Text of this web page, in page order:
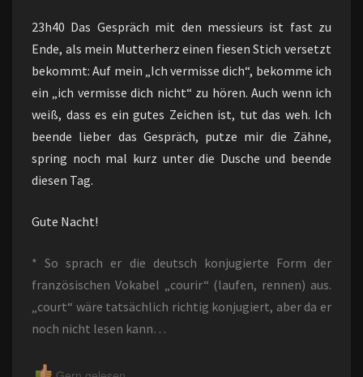
23h40 Das Gespräch mit den messieurs ist fast zu
Ende, als mein Mutterherz einen fiesen Stich versetzt
bekommt: Auf mein „Ich vermisse dich“, bekomme ich
ein „ich vermisse dich nicht“ zu hören. Auch wenn ich
weiß, dass es ein gutes Zeichen ist, tut das weh. Ich
beende lieber das Gespräch, putze mir die Zähne,
spring noch mal kurz unter die Dusche und beende
diesen Tag.
Gute Nacht!
* So sprach er die deutsch konjugierte Form der
französischen Vokabel „courir“ (laufen, rennen) aus.
„court“ wäre tatsächlich richtig konjugiert, aber da er
noch nicht lesen kann…